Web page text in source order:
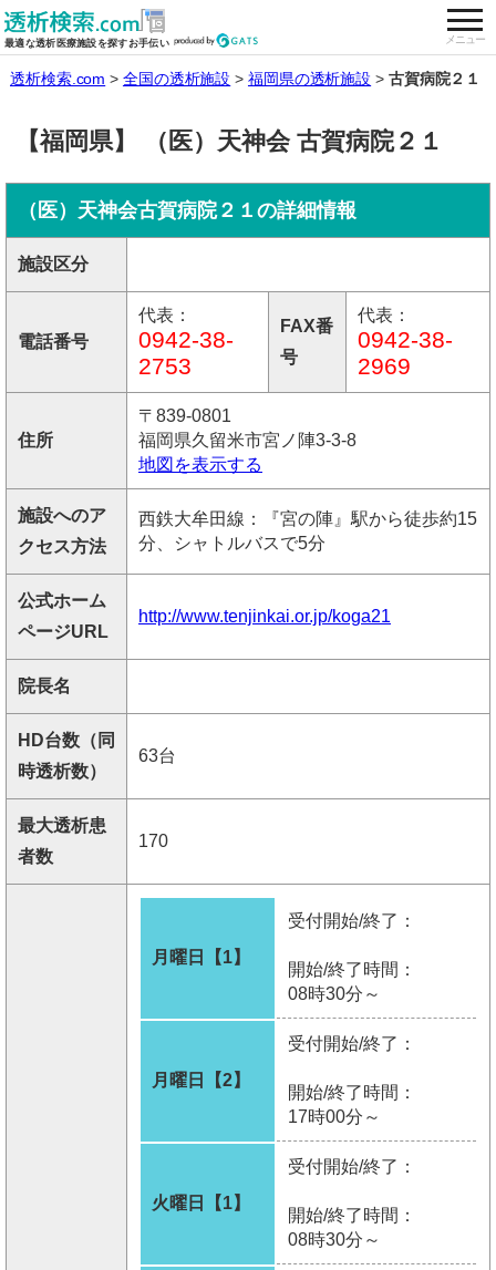
最適な透析医療施設を探すお手伝い メニュー
全国の透析施設を検索する
透析検索.com 全国の透析施設 福岡県の透析施設 古賀病院２１
【福岡県】 （医）天神会 古賀病院２１
（医）天神会古賀病院２１の詳細情報
施設区分
電話番号
代表：
0942-38-
2753
FAX番
号
代表：
0942-38-
2969
住所
〒839-0801
福岡県久留米市宮ノ陣3-3-8
地図を表示する
施設へのア
クセス方法
西鉄大牟田線：『宮の陣』駅から徒歩約15
分、シャトルバスで5分
公式ホーム
ページURL
http://www.tenjinkai.or.jp/koga21
院長名
HD台数（同
時透析数）
63台
最大透析患
者数
170
月曜日【1】
受付開始/終了：
開始/終了時間：
08時30分～
月曜日【2】
受付開始/終了：
開始/終了時間：
17時00分～
火曜日【1】
受付開始/終了：
開始/終了時間：
08時30分～